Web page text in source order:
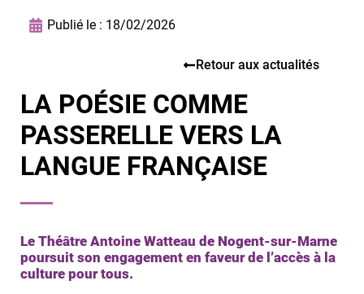
Publié le : 18/02/2026
Retour aux actualités
LA POÉSIE COMME
PASSERELLE VERS LA
LANGUE FRANÇAISE
Le Théâtre Antoine Watteau de Nogent-sur-Marne
poursuit son engagement en faveur de l’accès à la
culture pour tous.